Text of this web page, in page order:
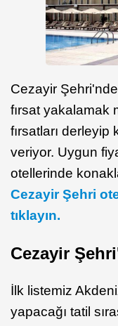
Cezayir
fırsat yakalamak
fırsatları
veriyor. Uygun
otellerinde
Cezayir Şehri
tıklayın.
Cezayir
İlk listemiz
yapacağı tatil